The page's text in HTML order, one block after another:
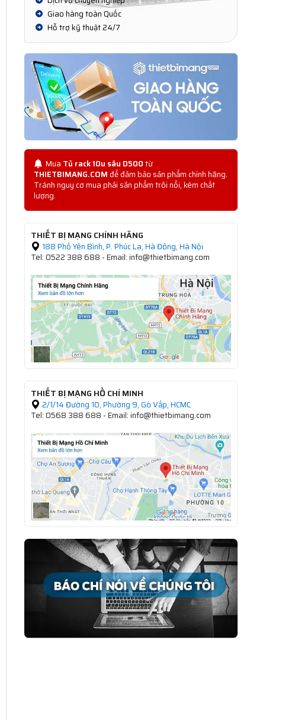
Giao hàng toàn Quốc
Hỗ trợ kỹ thuật 24/7
Mua Tủ rack 10u sâu D500từ
THIETBIMANG.COMđể đảm bảo sản phẩm chính hãng.
Tránh nguy cơ mua phải sản phẩm trôi nổi, kém chất
lượng.
THIẾT BỊ MẠNG CHÍNH HÃNG
188 Phố Yên Bình, P. Phúc La, Hà Đông, Hà Nội
Tel: 0522 388 688 - Email: info@thietbimang.com
THIẾT BỊ MẠNG HỒ CHÍ MINH
2/1/14 Đường 10, Phường 9, Gò Vấp, HCMC
Tel: 0568 388 688 - Email: info@thietbimang.com